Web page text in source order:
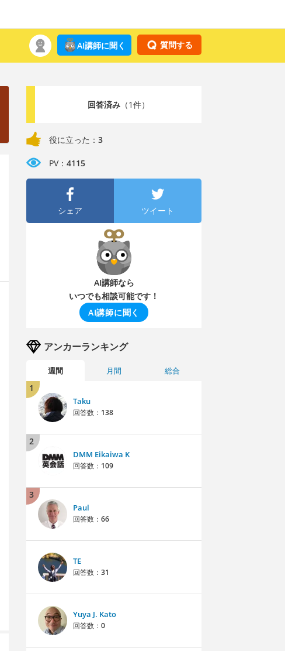
質問する
AI講師に聞く
回答済み（1件）
役に立った： 3
PV： 4115
シェア ツイート
AI講師なら
いつでも相談可能です！
AI講師に聞く
アンカーランキング
週間 月間 総合
1
Taku
回答数： 138
2
DMM Eikaiwa K
回答数： 109
3
Paul
回答数： 66
TE
回答数： 31
Yuya J. Kato
回答数： 0